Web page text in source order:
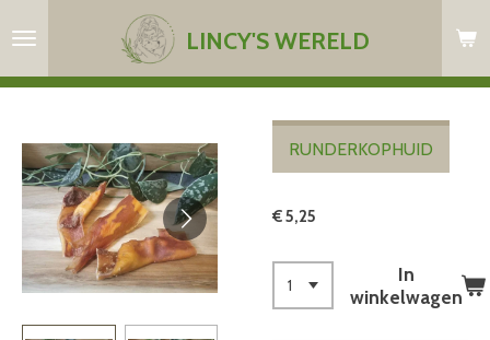
direct
LINCY'S WERELD
RUNDERKOPHUID
€ 5,25
In
winkelwagen